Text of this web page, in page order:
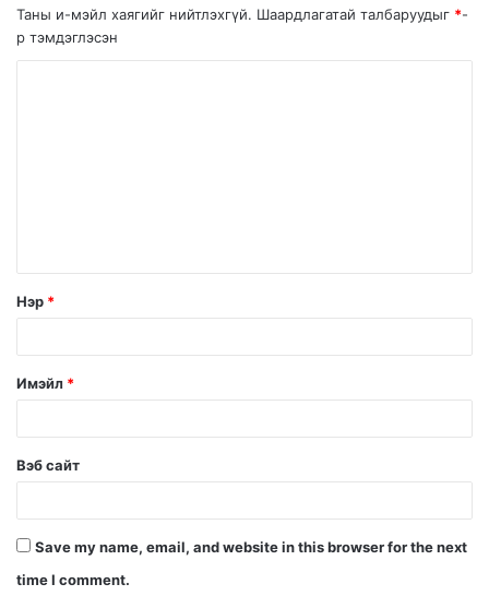
Таны и-мэйл хаягийг нийтлэхгүй. Шаардлагатай талбаруудыг *-
р тэмдэглэсэн
Нэр *
Имэйл *
Вэб сайт
Save my name, email, and website in this browser for the next
time I comment.